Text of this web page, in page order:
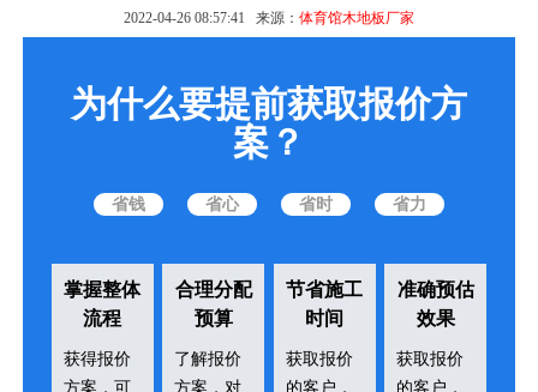
2022-04-26 08:57:41 来源： 体育馆木地板厂家
为什么要提前获取报价方
案？
省钱 省心 省时 省力
掌握整体
流程
获得报价
方案，可
合理分配
预算
了解报价
方案，对
节省施工
时间
获取报价
的客户，
准确预估
效果
获取报价
的客户，